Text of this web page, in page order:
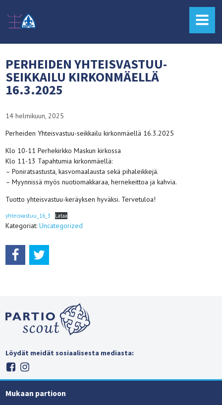
MENU
PERHEIDEN YHTEISVASTUU-
SEIKKAILU KIRKONMÄELLÄ
16.3.2025
14 helmikuun, 2025
Perheiden Yhteisvastuu-seikkailu kirkonmäellä 16.3.2025
Klo 10-11 Perhekirkko Maskun kirkossa
Klo 11-13 Tapahtumia kirkonmäellä:
– Poniratsastusta, kasvomaalausta sekä pihaleikkejä.
– Myynnissä myös nuotiomakkaraa, hernekeittoa ja kahvia.
Tuotto yhteisvastuu-keräyksen hyväksi. Tervetuloa!
yhteisvastuu_16_3 Lataa
Kategoriat:Uncategorized
Löydät meidät sosiaalisesta mediasta:
Mukaan partioon